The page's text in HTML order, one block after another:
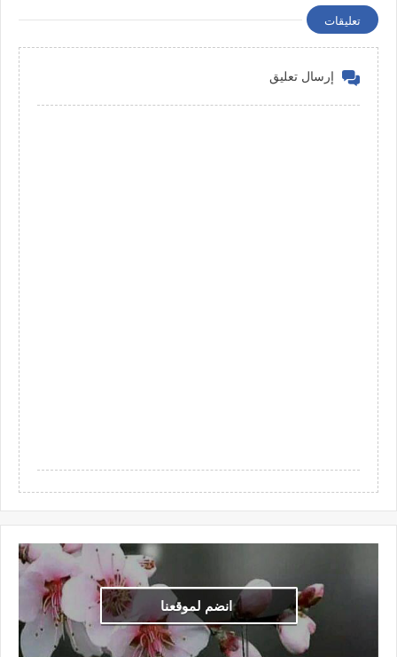
تعليقات
إرسال تعليق
انضم لموقعنا